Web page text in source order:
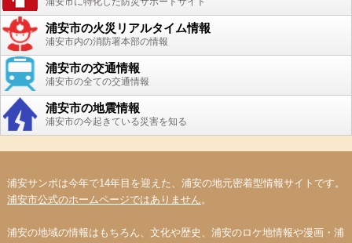
浦安市の火災リアルタイム情報
浦安市内の消防署本部の情報
浦安市の交通情報
浦安市の全ての交通情報
浦安市の地震情報
浦安市の今起きている災害を知る
浦安サンポは今年で14年目を迎えた、浦安の地元密着型情報サイトです。
浦安市公式のホームページではありません。
浦安の地域の情報はもちろん、文化や歴史、浦安のロケ地情報や漫画・浦